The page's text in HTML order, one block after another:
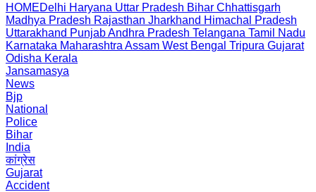
HOMEDelhi Haryana Uttar Pradesh Bihar Chhattisgarh
Madhya Pradesh Rajasthan Jharkhand Himachal Pradesh
Uttarakhand PunjabAndhra Pradesh Telangana Tamil Nadu
Karnataka Maharashtra Assam West Bengal Tripura Gujarat
Odisha Kerala
Jansamasya
News
Bjp
National
Police
Bihar
India
कांग्रेस
Gujarat
Accident